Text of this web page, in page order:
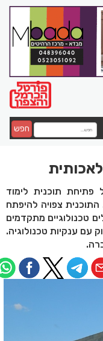
חפש
פתיחת תוכנית לימוד
צפויה להיפתח
טכנולוגיים מתקדמים
ענקיות טכנולוגיה.